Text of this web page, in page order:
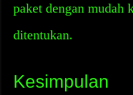
paket dengan mudah
ditentukan.
Kesimpulan